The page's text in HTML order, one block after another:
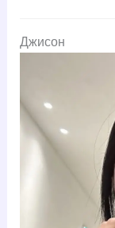
Джисон